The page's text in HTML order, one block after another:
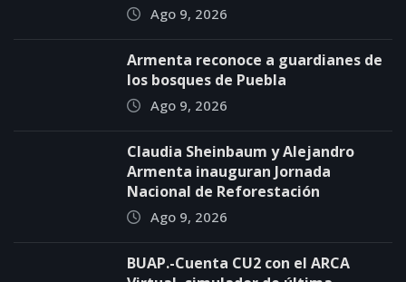
Ago 9, 2026
Armenta reconoce a guardianes de
los bosques de Puebla
Ago 9, 2026
Claudia Sheinbaum y Alejandro
Armenta inauguran Jornada
Nacional de Reforestación
Ago 9, 2026
BUAP.-Cuenta CU2 con el ARCA